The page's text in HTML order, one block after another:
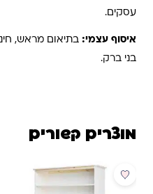
עסקים.
איסוף עצמי:
בני ברק.
מוצרים קשורים